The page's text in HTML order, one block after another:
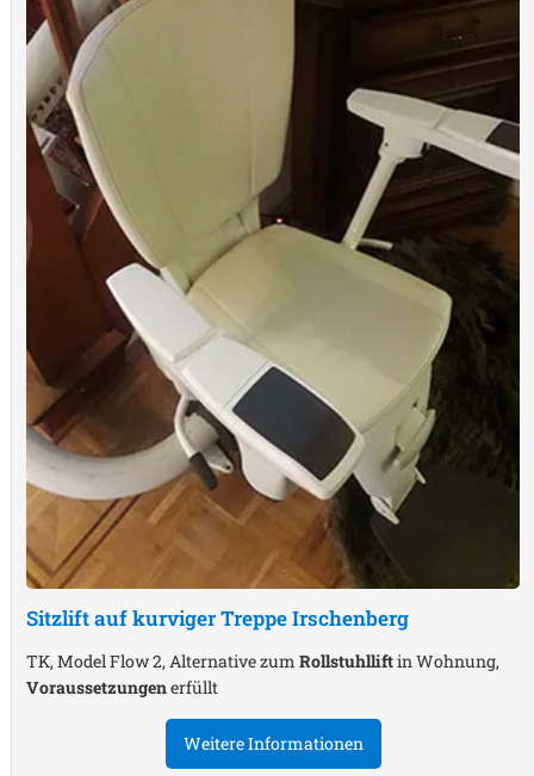
Sitzlift auf kurviger TreppeIrschenberg
TK, Model Flow 2, Alternative zum Rollstuhlliftin Wohnung,
Voraussetzungenerfüllt
Weitere Informationen